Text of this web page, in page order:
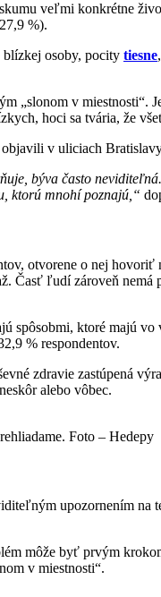
veľmi konkrétne
%).
blízkej osoby, pocity tiesne
„slonom v
hoci sa tvária, že
v uliciach
býva často
ktorú mnohí poznajú,“
otvorene o nej
Časť ľudí zároveň
spôsobmi, ktoré majú
% respondentov.
zdravie zastúpená
alebo vôbec.
Foto – Hedepy
upozornením na
môže byť prvým
v miestnosti“.